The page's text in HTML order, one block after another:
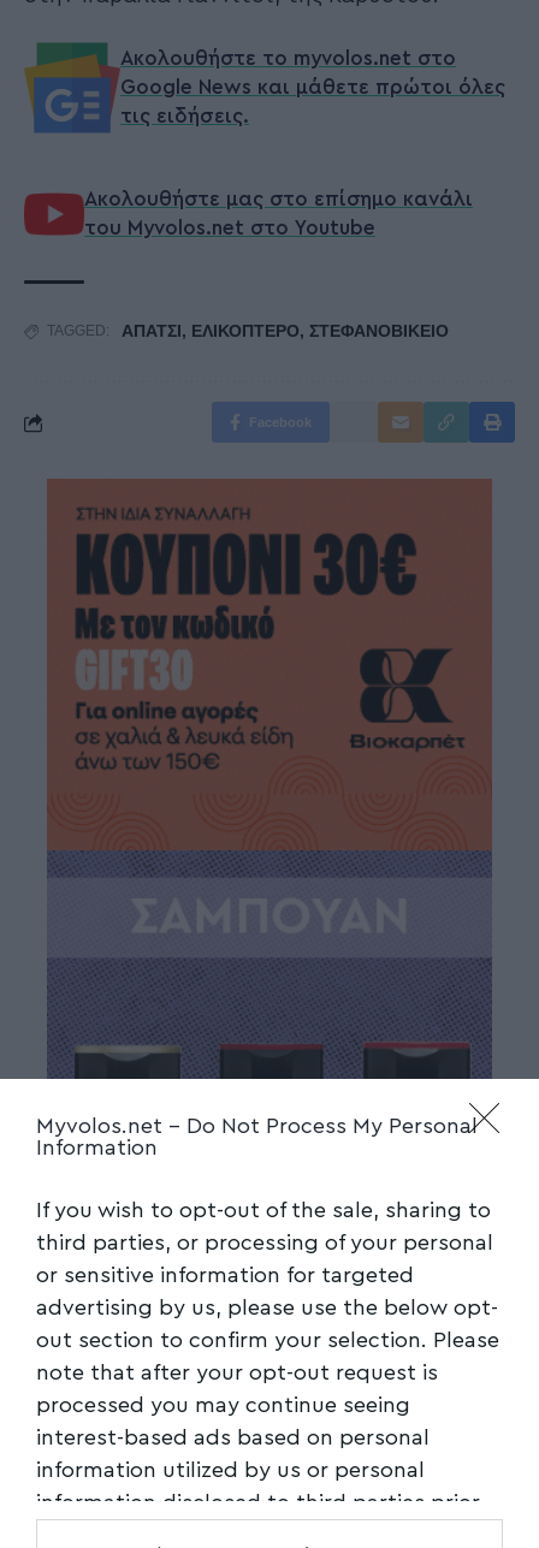
Myvolos.net - Do Not Process My Personal
Information
If you wish to opt-out of the sale, sharing to
third parties, or processing of your personal
or sensitive information for targeted
advertising by us, please use the below opt-
out section to confirm your selection. Please
note that after your opt-out request is
processed you may continue seeing
interest-based ads based on personal
information utilized by us or personal
information disclosed to third parties prior
Ακολουθήστε το myvolos.net στο
Google News και μάθετε πρώτοι όλες
τις ειδήσεις.
Ακολουθήστε μας στο επίσημο κανάλι
του Myvolos.net στο Youtube
TAGGED: ΑΠΑΤΣΙ, ΕΛΙΚΟΠΤΕΡΟ, ΣΤΕΦΑΝΟΒΙΚΕΙΟ
Facebook